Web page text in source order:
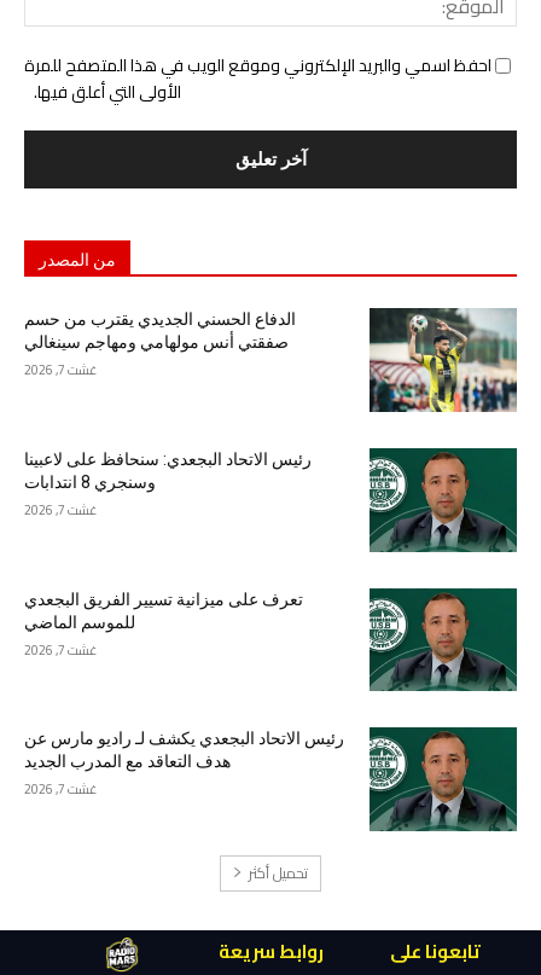
احفظ اسمي والبريد الإلكتروني وموقع الويب في هذا المتصفح للمرة
الأولى التي أعلق فيها.
من المصدر
الدفاع الحسني الجديدي يقترب من حسم
صفقتي أنس مولهامي ومهاجم سينغالي
غشت 7, 2026
رئيس الاتحاد البجعدي: سنحافظ على لاعبينا
وسنجري 8 انتدابات
غشت 7, 2026
تعرف على ميزانية تسيير الفريق البجعدي
للموسم الماضي
غشت 7, 2026
رئيس الاتحاد البجعدي يكشف لـ راديو مارس عن
هدف التعاقد مع المدرب الجديد
غشت 7, 2026
تحميل أكثر
تابعونا على روابط سريعة